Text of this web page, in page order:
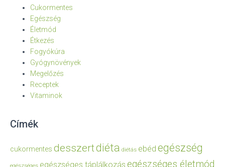
Cukormentes
Egészség
Életmód
Étkezés
Fogyókúra
Gyógynövények
Megelőzés
Receptek
Vitaminok
Címék
cukormentes desszertdiéta diétás ebéd egészség
egészséges egészséges táplálkozás egészséges életmód